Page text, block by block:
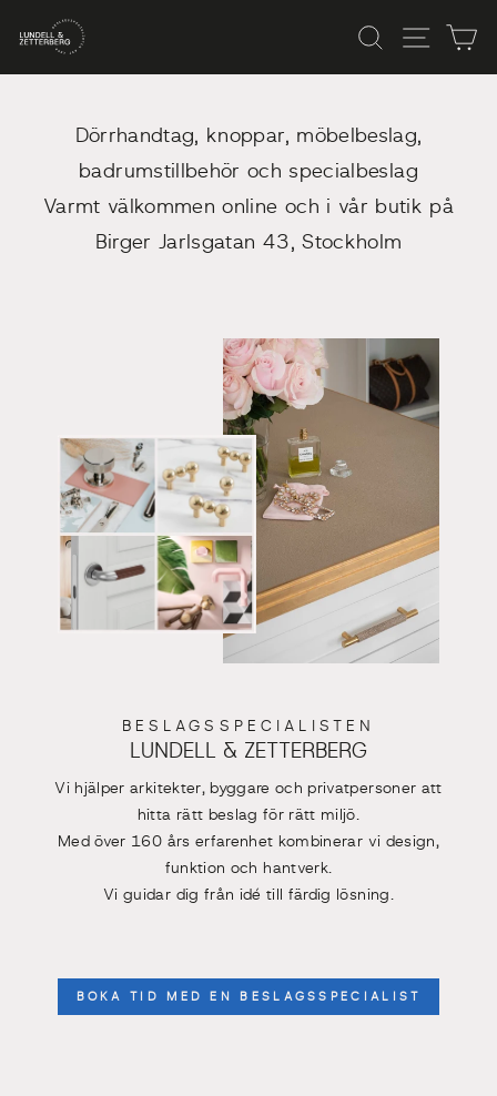
LUNDELL
&
Sök Site
Dörrhandtag, knoppar, möbelbeslag,
badrumstillbehör och specialbeslag
Varmt välkommen online och i vår butik på
Birger Jarlsgatan 43, Stockholm
BESLAGSSPECIALISTEN
LUNDELL & ZETTERBERG
Vi hjälper arkitekter, byggare och privatpersoner att
hitta rätt beslag för rätt miljö.
Med över 160 års erfarenhet kombinerar vi design,
funktion och hantverk.
Vi guidar dig från idé till färdig lösning.
BOKA TID MED EN BESLAGSSPECIALIST